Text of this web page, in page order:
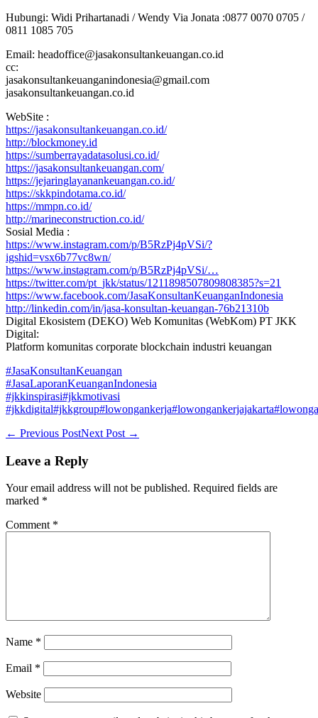
Hubungi: Widi Prihartanadi / Wendy Via Jonata :0877 0070 0705 /
0811 1085 705
Email: headoffice@jasakonsultankeuangan.co.id
cc:
jasakonsultankeuanganindonesia@gmail.com
jasakonsultankeuangan.co.id
WebSite :
https://jasakonsultankeuangan.co.id/
http://blockmoney.id
https://sumberrayadatasolusi.co.id/
https://jasakonsultankeuangan.com/
https://jejaringlayanankeuangan.co.id/
https://skkpindotama.co.id/
https://mmpn.co.id/
http://marineconstruction.co.id/
Sosial Media :
https://www.instagram.com/p/B5RzPj4pVSi/?
igshid=vsx6b77vc8wn/
https://www.instagram.com/p/B5RzPj4pVSi/…
https://twitter.com/pt_jkk/status/1211898507809808385?s=21
https://www.facebook.com/JasaKonsultanKeuanganIndonesia
http://linkedin.com/in/jasa-konsultan-keuangan-76b21310b
Digital Ekosistem (DEKO) Web Komunitas (WebKom) PT JKK
Digital:
Platform komunitas corporate blockchain industri keuangan
#JasaKonsultanKeuangan
#JasaLaporanKeuanganIndonesia
#jkkinspirasi#jkkmotivasi
#jkkdigital#jkkgroup#lowongankerja#lowongankerjajakarta
Post
← Previous PostNext Post →
Leave a Reply
Your email address will not be published. Required fields are
marked *
Comment *
Name *
Email *
Website